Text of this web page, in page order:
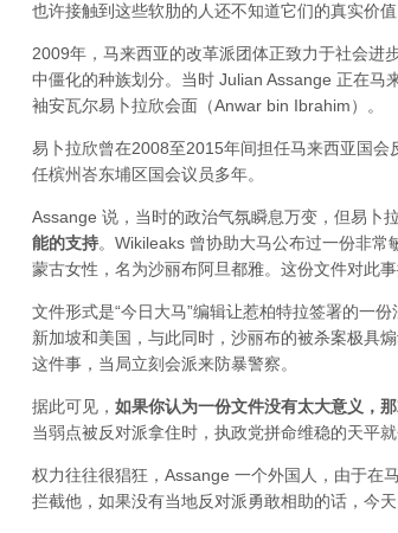
也许接触到这些软肋的人还不知道它们的真实价
2009年，马来西亚的改革派团体正致力于社会进
中僵化的种族划分。当时 Julian Assange 正在马
袖安瓦尔易卜拉欣会面（Anwar bin Ibrahim）。
易卜拉欣曾在2008至2015年间担任马来西亚国
任槟州峇东埔区国会议员多年。
Assange 说，当时的政治气氛瞬息万变，但易卜
能的支持。Wikileaks 曾协助大马公布过一份非
蒙古女性，名为沙丽布阿旦都雅。这份文件对此事
文件形式是“今日大马”编辑让惹柏特拉签署的一
新加坡和美国，与此同时，沙丽布的被杀案极具
这件事，当局立刻会派来防暴警察。
据此可见， 如果你认为一份文件没有太大意义，
当弱点被反对派拿住时，执政党拼命维稳的天平就
权力往往很猖狂，Assange 一个外国人，由于在
拦截他，如果没有当地反对派勇敢相助的话，今